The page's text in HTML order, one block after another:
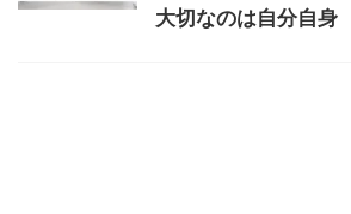
大切なのは自分自身